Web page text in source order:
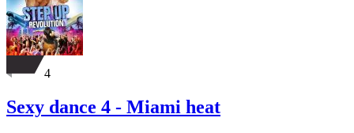
4
Sexy dance 4 - Miami heat